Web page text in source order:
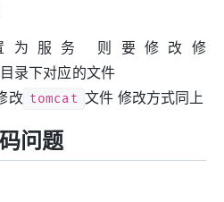
为服务 则要修改修
目录下对应的文件
改 tomcat 文件 修改方式同上
问题